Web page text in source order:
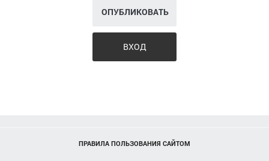
ОПУБЛИКОВАТЬ
ВХОД
ПРАВИЛА ПОЛЬЗОВАНИЯ САЙТОМ